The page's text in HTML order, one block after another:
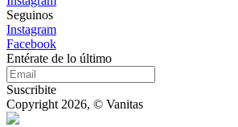
Seguinos
Instagram
Facebook
Entérate de lo último
Suscribite
Copyright 2026, © Vanitas